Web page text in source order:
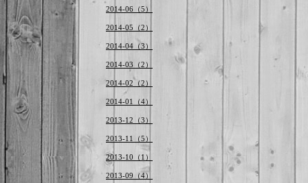
2014-06（5）
2014-05（2）
2014-04（3）
2014-03（2）
2014-02（2）
2014-01（4）
2013-12（3）
2013-11（5）
2013-10（1）
2013-09（4）